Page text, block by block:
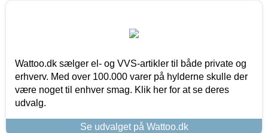
Wattoo.dk sælger el- og VVS-artikler til både private og
erhverv. Med over 100.000 varer på hylderne skulle der
være noget til enhver smag. Klik her for at se deres
udvalg.
Se udvalget på Wattoo.dk